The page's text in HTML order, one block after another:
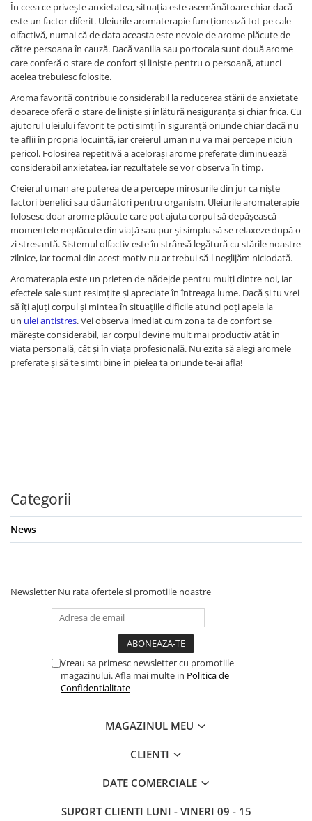
În ceea ce privește anxietatea, situația este asemănătoare chiar dacă
este un factor diferit. Uleiurile aromaterapie funcționează tot pe cale
olfactivă, numai că de data aceasta este nevoie de arome plăcute de
către persoana în cauză. Dacă vanilia sau portocala sunt două arome
care conferă o stare de confort și liniște pentru o persoană, atunci
acelea trebuiesc folosite.
Aroma favorită contribuie considerabil la reducerea stării de anxietate
deoarece oferă o stare de liniște și înlătură nesiguranța și chiar frica. Cu
ajutorul uleiului favorit te poți simți în siguranță oriunde chiar dacă nu
te aflii în propria locuință, iar creierul uman nu va mai percepe niciun
pericol. Folosirea repetitivă a acelorași arome preferate diminuează
considerabil anxietatea, iar rezultatele se vor observa în timp.
Creierul uman are puterea de a percepe mirosurile din jur ca niște
factori benefici sau dăunători pentru organism. Uleiurile aromaterapie
folosesc doar arome plăcute care pot ajuta corpul să depășească
momentele neplăcute din viață sau pur și simplu să se relaxeze după o
zi stresantă. Sistemul olfactiv este în strânsă legătură cu stările noastre
zilnice, iar tocmai din acest motiv nu ar trebui să-l neglijăm niciodată.
Aromaterapia este un prieten de nădejde pentru mulți dintre noi, iar
efectele sale sunt resimțite și apreciate în întreaga lume. Dacă și tu vrei
să îți ajuți corpul și mintea în situațiile dificile atunci poți apela la
un ulei antistres. Vei observa imediat cum zona ta de confort se
mărește considerabil, iar corpul devine mult mai productiv atât în
viața personală, cât și în viața profesională. Nu ezita să alegi aromele
preferate și să te simți bine în pielea ta oriunde te-ai afla!
Categorii
News
Newsletter Nu rata ofertele si promotiile noastre
Vreau sa primesc newsletter cu promotiile
magazinului. Afla mai multe in Politica de
Confidentialitate
MAGAZINUL MEU
CLIENTI
DATE COMERCIALE
SUPORT CLIENTI LUNI - VINERI 09 - 15